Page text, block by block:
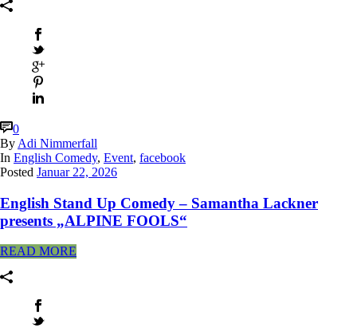
0
By Adi Nimmerfall
In English Comedy, Event, facebook
Posted Januar 22, 2026
English Stand Up Comedy – Samantha Lackner
presents „ALPINE FOOLS“
READ MORE